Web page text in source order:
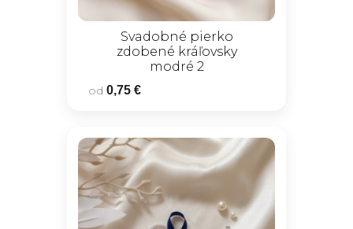
Svadobné pierko
zdobené kráľovsky
modré 2
od 0,75 €